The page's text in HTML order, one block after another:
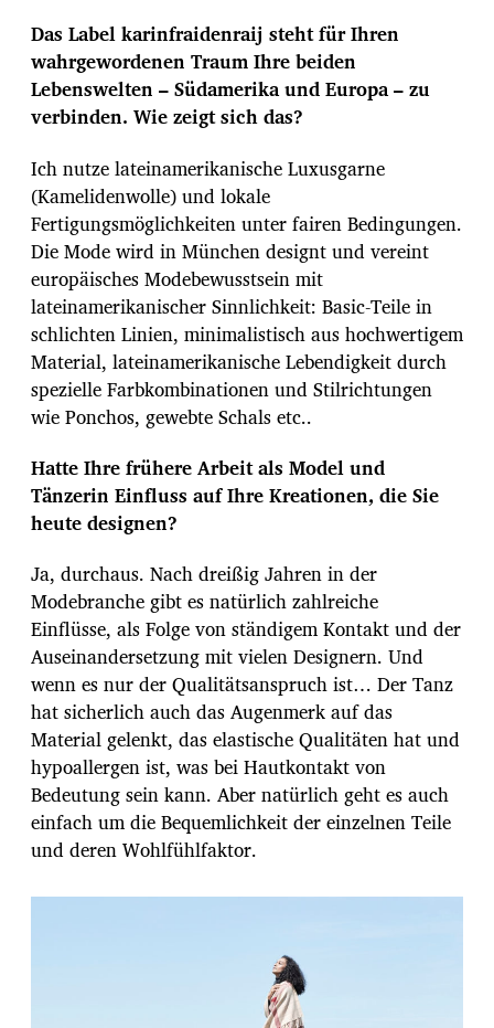
Das Label karinfraidenraij steht für Ihren
wahrgewordenen Traum Ihre beiden
Lebenswelten – Südamerika und Europa – zu
verbinden. Wie zeigt sich das?
Ich nutze lateinamerikanische Luxusgarne
(Kamelidenwolle) und lokale
Fertigungsmöglichkeiten unter fairen Bedingungen.
Die Mode wird in München designt und vereint
europäisches Modebewusstsein mit
lateinamerikanischer Sinnlichkeit: Basic-Teile in
schlichten Linien, minimalistisch aus hochwertigem
Material, lateinamerikanische Lebendigkeit durch
spezielle Farbkombinationen und Stilrichtungen
wie Ponchos, gewebte Schals etc..
Hatte Ihre frühere Arbeit als Model und
Tänzerin Einfluss auf Ihre Kreationen, die Sie
heute designen?
Ja, durchaus. Nach dreißig Jahren in der
Modebranche gibt es natürlich zahlreiche
Einflüsse, als Folge von ständigem Kontakt und der
Auseinandersetzung mit vielen Designern. Und
wenn es nur der Qualitätsanspruch ist… Der Tanz
hat sicherlich auch das Augenmerk auf das
Material gelenkt, das elastische Qualitäten hat und
hypoallergen ist, was bei Hautkontakt von
Bedeutung sein kann. Aber natürlich geht es auch
einfach um die Bequemlichkeit der einzelnen Teile
und deren Wohlfühlfaktor.